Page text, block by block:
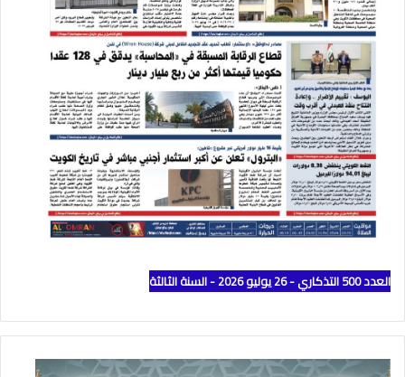
العدد 500 التذكاري - 26 يوليو 2026 - السنة الثالثة